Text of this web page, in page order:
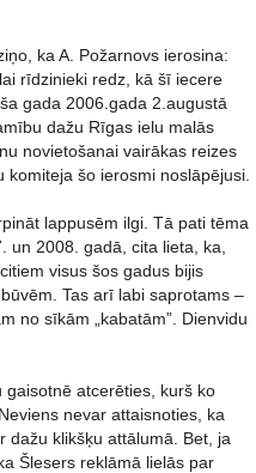
ka A. Požarnovs ierosina:
rīdzinieki redz, kā šī iecere
gada 2006.gada 2.augustā
dažu Rīgas ielu malās
novietošanai vairākas reizes
komiteja šo ierosmi noslāpējusi.
lappusēm ilgi. Tā pati tēma
un 2008. gadā, cita lieta, ka,
visus šos gadus bijis
Tas arī labi saprotams –
no sīkām „kabatām”. Dienvidu
atcerēties, kurš ko
nevar attaisnoties, ka
dažu klikšķu attālumā. Bet, ja
Šlesers reklāmā lielās par